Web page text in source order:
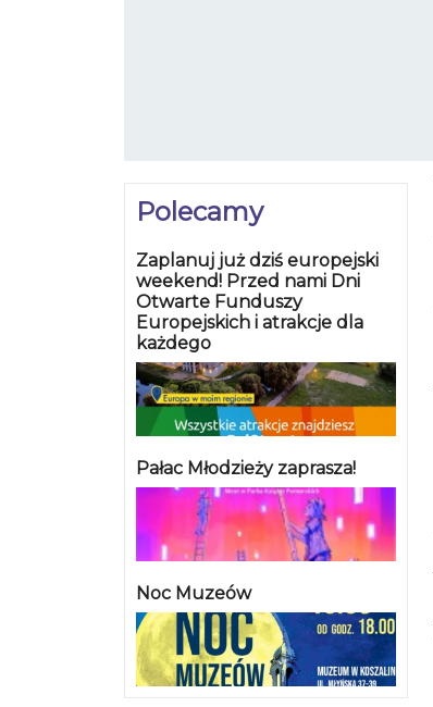
Polecamy
Zaplanuj już dziś europejski
weekend! Przed nami Dni
Otwarte Funduszy
Europejskich i atrakcje dla
każdego
Pałac Młodzieży zaprasza!
Noc Muzeów